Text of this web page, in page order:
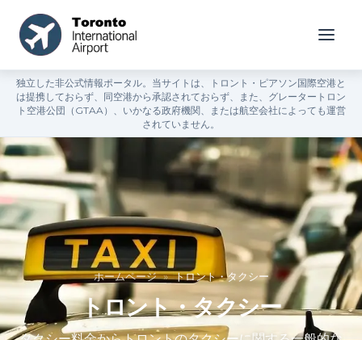
独立した非公式情報ポータル。当サイトは、トロント・ピアソン国際空港と
は提携しておらず、同空港から承認されておらず、また、グレータートロン
ト空港公団（GTAA）、いかなる政府機関、または航空会社によっても運営
されていません。
ホームページ » トロント・タクシー
トロント・タクシー